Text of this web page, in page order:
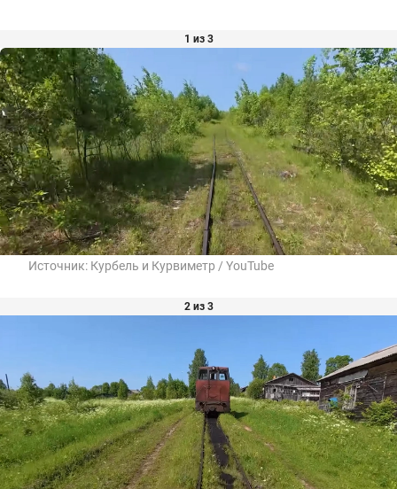
1 из 3
Источник: Курбель и Курвиметр / YouTube
2 из 3